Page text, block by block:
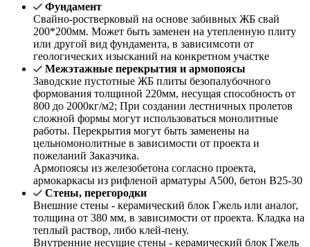
Фундамент
Свайно-ростверковый на основе забивных ЖБ свай
200*200мм. Может быть заменен на утепленную плиту
или другой вид фундамента, в зависимсоти от
геологических изысканий на конкретном участке
Межэтажные перекрытия и армопоясы
Заводские пустотные ЖБ плиты безопалубочного
формования толщиной 220мм, несущая способность от
800 до 2000кг/м2; При создании лестничных пролетов
сложной формы могут использоваться монолитные
работы. Перекрытия могут быть заменены на
цельномонолитные в зависимости от проекта и
пожеланий Заказчика.
Армопоясы из железобетона согласно проекта,
армокаркасы из рифленой арматуры А500, бетон В25-30
Стены, перегородки
Внешние стены - керамический блок Гжель или аналог,
толщина от 380 мм, в зависимости от проекта. Кладка на
теплый раствор, либо клей-пену.
Внутренние несущие стены - керамический блок Гжель